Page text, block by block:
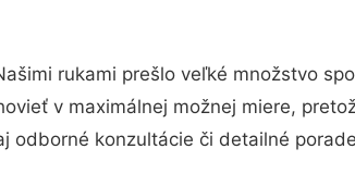
rukami prešlo veľké množstvo
v maximálnej možnej miere,
odborné konzultácie či detailné